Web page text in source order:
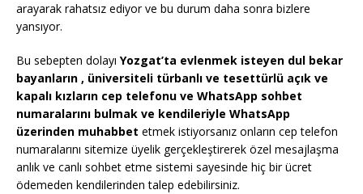
arayarak rahatsız ediyor ve bu durum daha sonra bizlere
yansıyor.
Bu sebepten dolayı Yozgat’ta evlenmek isteyen dul bekar
bayanların , üniversiteli türbanlı ve tesettürlü açık ve
kapalı kızların cep telefonu ve WhatsApp sohbet
numaralarını bulmak ve kendileriyle WhatsApp
üzerinden muhabbet etmek istiyorsanız onların cep telefon
numaralarını sitemize üyelik gerçekleştirerek özel mesajlaşma
anlık ve canlı sohbet etme sistemi sayesinde hiç bir ücret
ödemeden kendilerinden talep edebilirsiniz.